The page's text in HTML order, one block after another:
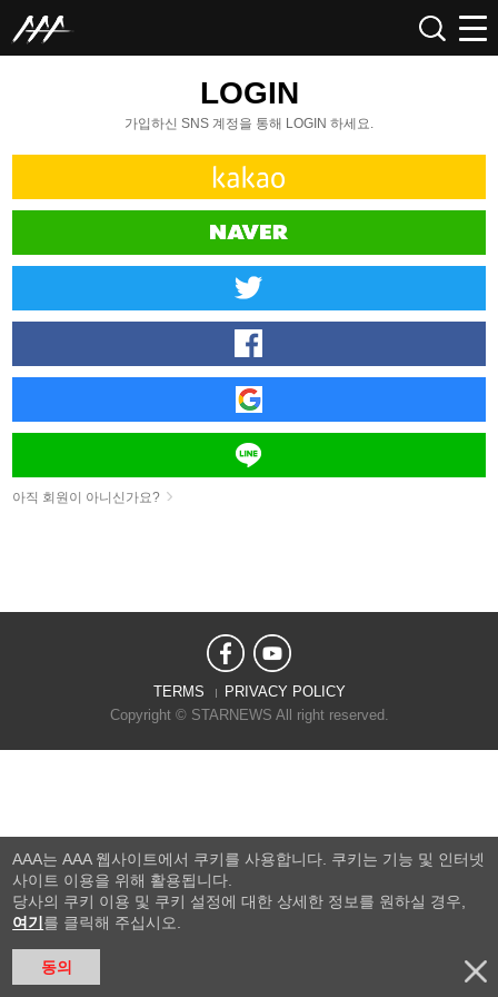
LOGIN
가입하신 SNS 계정을 통해 LOGIN 하세요.
아직 회원이 아니신가요?
TERMS
PRIVACY POLICY
Copyright © STARNEWS All right reserved.
AAA는 AAA 웹사이트에서 쿠키를 사용합니다. 쿠키는 기능 및 인터넷
사이트 이용을 위해 활용됩니다.
당사의 쿠키 이용 및 쿠키 설정에 대한 상세한 정보를 원하실 경우,
여기 를 클릭해 주십시오.
동의